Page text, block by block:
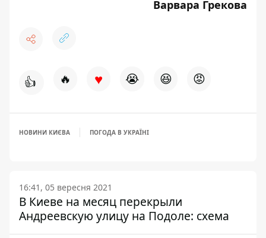
Варвара Грекова
👍 🔥 ♥ 😭 😆 😡
НОВИНИ КИЄВА ПОГОДА В УКРАЇНІ
16:41, 05 вересня 2021
В Киеве на месяц перекрыли
Андреевскую улицу на Подоле: схема